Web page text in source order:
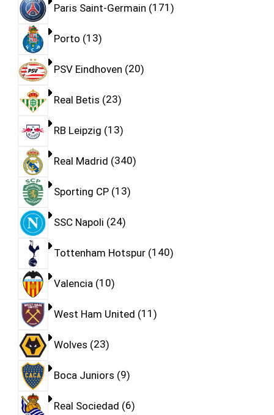
Paris Saint-Germain 171
Porto 13
PSV Eindhoven 20
Real Betis 23
RB Leipzig 13
Real Madrid 340
Sporting CP 13
SSC Napoli 24
Tottenham Hotspur 140
Valencia 10
West Ham United 11
Wolves 23
Boca Juniors 9
Real Sociedad 6